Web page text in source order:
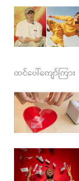
ထင်ပေါ်ကျော်ကြား